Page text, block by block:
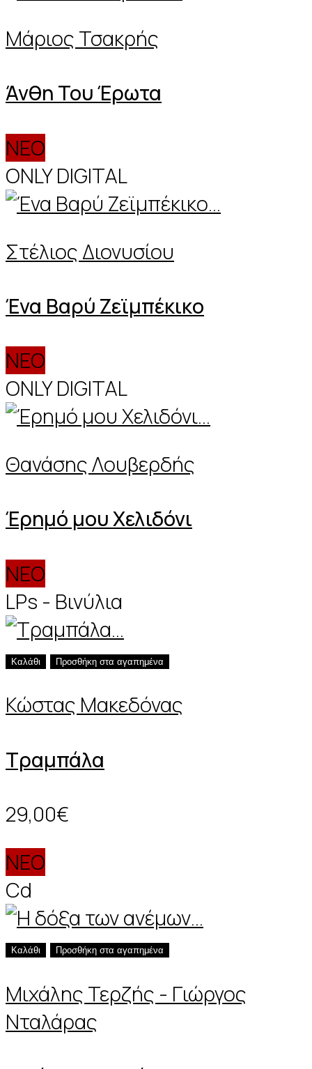
Μάριος Τσακρής
Άνθη Του Έρωτα
ΝΕΟ
ONLY DIGITAL
Στέλιος Διονυσίου
Ένα Βαρύ Ζεϊμπέκικο
ΝΕΟ
ONLY DIGITAL
Θανάσης Λουβερδής
Έρημό μου Χελιδόνι
ΝΕΟ
LPs - Βινύλια
Καλάθι Προσθήκη στα αγαπημένα
Κώστας Μακεδόνας
Τραμπάλα
29,00€
ΝΕΟ
Cd
Καλάθι Προσθήκη στα αγαπημένα
Μιχάλης Τερζής - Γιώργος
Νταλάρας